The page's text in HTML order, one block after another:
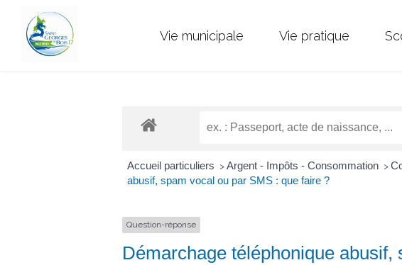
Vie municipale Vie pratique
Accueil particuliers > Argent - Impôts - Consommation >
abusif, spam vocal ou par SMS : que faire ?
Question-réponse
Démarchage téléphonique